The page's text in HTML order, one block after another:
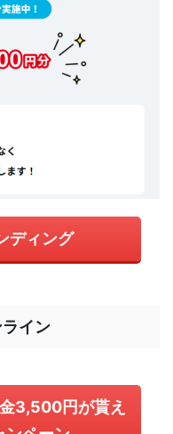
ディング
ライン
3,500円が貰え